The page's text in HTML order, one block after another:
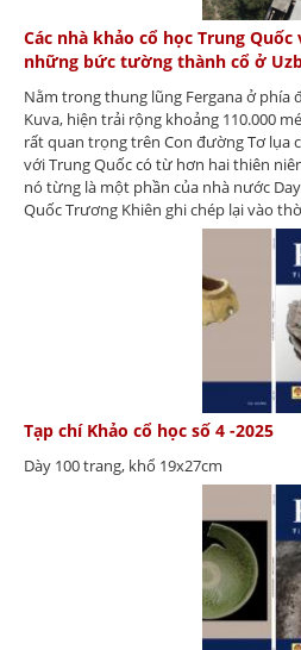
Các nhà khảo cổ học Trung
những bức tường thành cổ ở
Nằm trong thung lũng Fergana ở phía
Kuva, hiện trải rộng khoảng 110.000
rất quan trọng trên Con đường Tơ lụa
với Trung Quốc có từ hơn hai thiên
nó từng là một phần của nhà nước
Quốc Trương Khiên ghi chép lại vào
Tạp chí Khảo cổ học số 4 -2025
Dày 100 trang, khổ 19x27cm